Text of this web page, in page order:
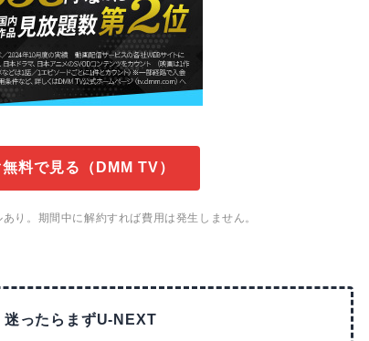
料で見る（DMM TV）
り。期間中に解約すれば費用は発生しません。
ったらまずU-NEXT